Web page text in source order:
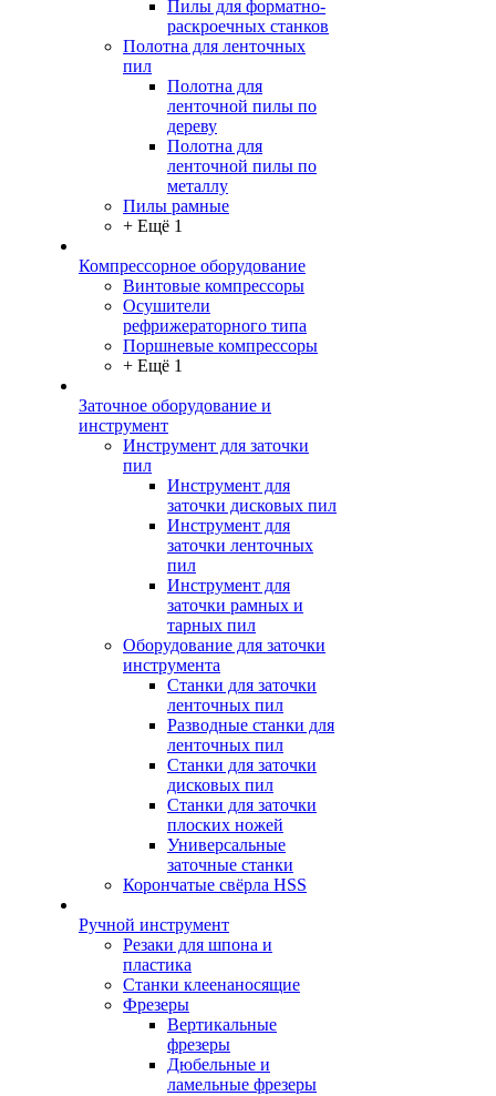
Пилы для форматно-
раскроечных станков
Полотна для ленточных
пил
Полотна для
ленточной пилы по
дереву
Полотна для
ленточной пилы по
металлу
Пилы рамные
+ Ещё 1
Компрессорное оборудование
Винтовые компрессоры
Осушители
рефрижераторного типа
Поршневые компрессоры
+ Ещё 1
Заточное оборудование и
инструмент
Инструмент для заточки
пил
Инструмент для
заточки дисковых пил
Инструмент для
заточки ленточных
пил
Инструмент для
заточки рамных и
тарных пил
Оборудование для заточки
инструмента
Станки для заточки
ленточных пил
Разводные станки для
ленточных пил
Станки для заточки
дисковых пил
Станки для заточки
плоских ножей
Универсальные
заточные станки
Корончатые свёрла HSS
Ручной инструмент
Резаки для шпона и
пластика
Станки клеенаносящие
Фрезеры
Вертикальные
фрезеры
Дюбельные и
ламельные фрезеры